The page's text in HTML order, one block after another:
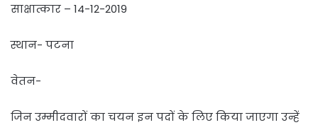
साक्षात्कार – 14-12-2019
स्थान- पटना
वेतन-
जिन उम्मीदवारों का चयन इन पदों के लिए किया जाएगा उन्हें